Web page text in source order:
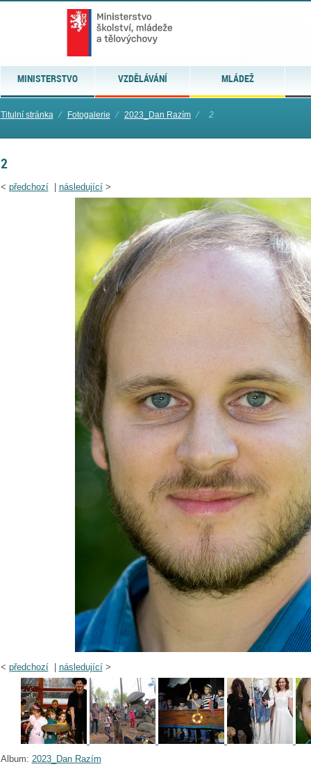
MINISTERSTVO VZDĚLÁVÁNÍ MLÁDEŽ
Titulní stránka ⁄ Fotogalerie ⁄ 2023_Dan Razím ⁄ 2
2
< předchozí| následující>
< předchozí| následující>
Album: 2023_Dan Razím